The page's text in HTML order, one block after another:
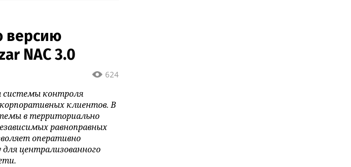
версию
NAC 3.0
624
системы контроля
клиентов. В
в территориально
равноправных
оперативно
для централизованного